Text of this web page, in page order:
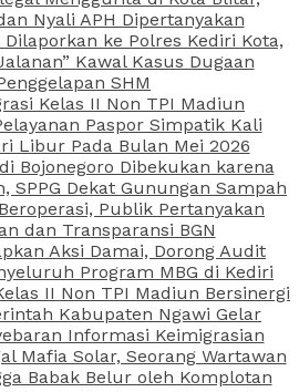
Nyali APH Dipertanyakan
ke Polres Kediri Kota,
Kawal Kasus Dugaan
SHM
Kelas II Non TPI Madiun
Paspor Simpatik Kali
Libur Pada Bulan Mei 2026
Bojonegoro Dibekukan karena
SPPG Dekat Gunungan Sampah
Publik Pertanyakan
dan Transparansi BGN
Aksi Damai, Dorong Audit
Program MBG di Kediri
II Non TPI Madiun Bersinergi
Kabupaten Ngawi Gelar
Informasi Keimigrasian
Mafia Solar, Seorang Wartawan
Babak Belur oleh Komplotan